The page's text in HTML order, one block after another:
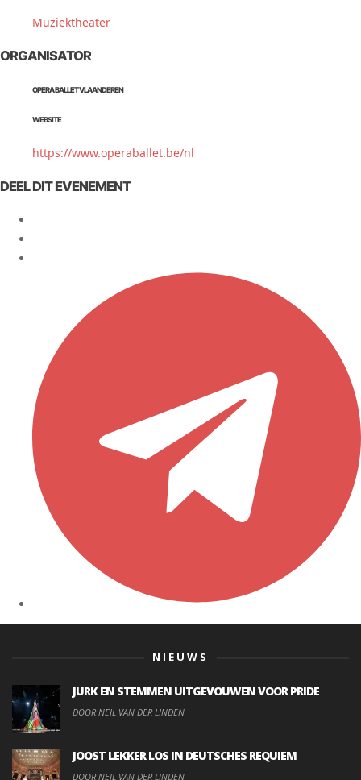
Muziektheater
ORGANISATOR
OPERA BALLET VLAANDEREN
WEBSITE
https://www.operaballet.be/nl
DEEL DIT EVENEMENT
NIEUWS
JURK EN STEMMEN UITGEVOUWEN VOOR PRIDE
DOOR NEIL VAN DER LINDEN
JOOST LEKKER LOS IN DEUTSCHES REQUIEM
DOOR NEIL VAN DER LINDEN